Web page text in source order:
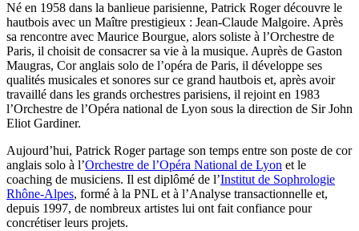
Né en 1958 dans la banlieue parisienne, Patrick Roger découvre le
hautbois avec un Maître prestigieux : Jean-Claude Malgoire. Après
sa rencontre avec Maurice Bourgue, alors soliste à l’Orchestre de
Paris, il choisit de consacrer sa vie à la musique. Auprès de Gaston
Maugras, Cor anglais solo de l’opéra de Paris, il développe ses
qualités musicales et sonores sur ce grand hautbois et, après avoir
travaillé dans les grands orchestres parisiens, il rejoint en 1983
l’Orchestre de l’Opéra national de Lyon sous la direction de Sir John
Eliot Gardiner.
Aujourd’hui, Patrick Roger partage son temps entre son poste de cor
anglais solo à l’Orchestre de l’Opéra National de Lyon et le
coaching de musiciens. Il est diplômé de l’Institut de Sophrologie
Rhône-Alpes, formé à la PNL et à l’Analyse transactionnelle et,
depuis 1997, de nombreux artistes lui ont fait confiance pour
concrétiser leurs projets.